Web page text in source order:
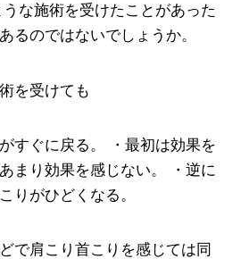
うな施術を受けたことがあった
るのではないでしょうか。
を受けても
すぐに戻る。
・最初は効果を
まり効果を感じない。
・逆に
りがひどくなる。
で肩こり首こりを感じては同